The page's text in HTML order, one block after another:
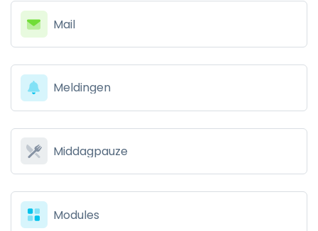
Mail
Meldingen
Middagpauze
Modules